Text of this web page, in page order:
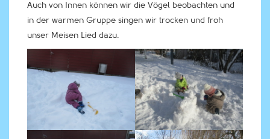
Auch von Innen können wir die Vögel beobachten und
in der warmen Gruppe singen wir trocken und froh
unser Meisen Lied dazu.